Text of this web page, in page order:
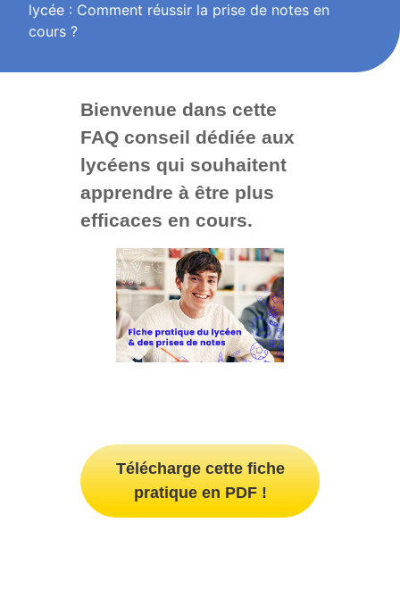
lycée : Comment réussir la prise de notes en
cours ?
Bienvenue dans cette
FAQ conseil dédiée aux
lycéens qui souhaitent
apprendre à être plus
efficaces en cours.
Télécharge cette fiche
pratique en PDF !